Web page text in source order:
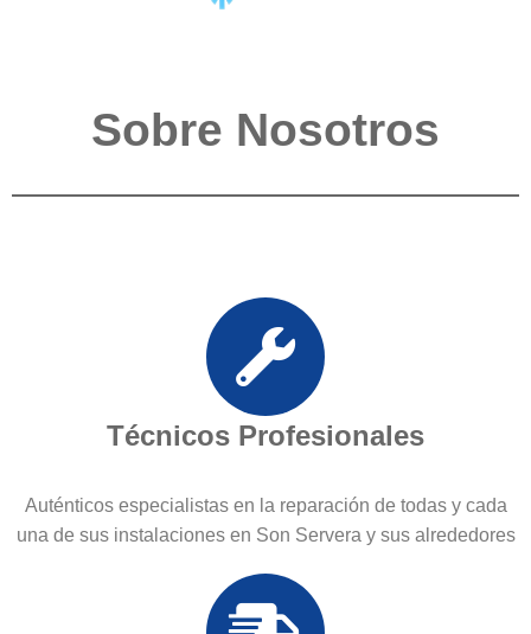
Sobre Nosotros
Técnicos Profesionales
Auténticos especialistas en la reparación de todas y cada
una de sus instalaciones en Son Servera y sus alrededores